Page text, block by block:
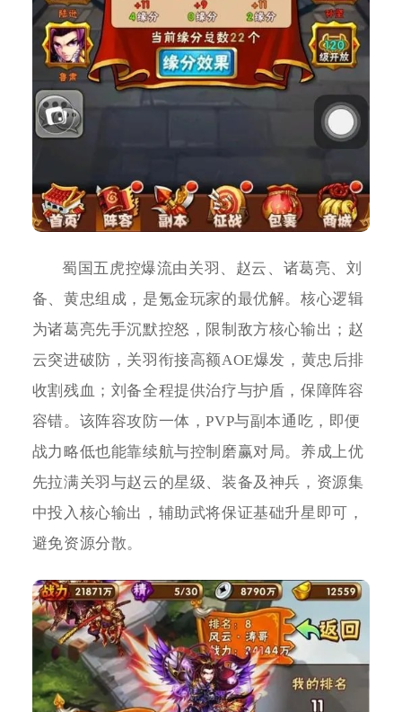
蜀国五虎控爆流由关羽、赵云、诸葛亮、刘
备、黄忠组成，是氪金玩家的最优解。核心逻辑
为诸葛亮先手沉默控怒，限制敌方核心输出；赵
云突进破防，关羽衔接高额AOE爆发，黄忠后排
收割残血；刘备全程提供治疗与护盾，保障阵容
容错。该阵容攻防一体，PVP与副本通吃，即便
战力略低也能靠续航与控制磨赢对局。养成上优
先拉满关羽与赵云的星级、装备及神兵，资源集
中投入核心输出，辅助武将保证基础升星即可，
避免资源分散。